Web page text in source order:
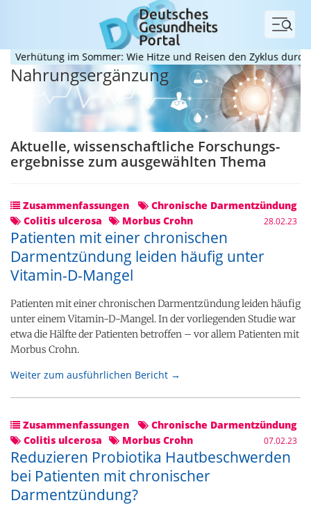
Menü
im Sommer: Wie Hitze und Reisen den Zyklus
Nahrungsergänzung
Aktuelle, wissenschaftliche Forschungs­
ergebnisse zum ausgewählten Thema
Zusammenfassungen
Chronische Darmentzündung
Colitis ulcerosa
Morbus Crohn 28.02.23
Patienten mit einer chronischen
Darmentzündung leiden häufig unter
Vitamin-D-Mangel
Patienten mit einer chronischen Darmentzündung leiden häufig
unter einem Vitamin-D-Mangel. In der vorliegenden Studie war
etwa die Hälfte der Patienten betroffen – vor allem Patienten mit
Morbus Crohn.
Weiter zum ausführlichen Bericht →
Zusammenfassungen
Chronische Darmentzündung
Colitis ulcerosa
Morbus Crohn 07.02.23
Reduzieren Probiotika Hautbeschwerden
bei Patienten mit chronischer
Darmentzündung?